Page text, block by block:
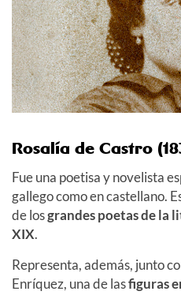
Rosalía de Castro
Fue una poetisa y novelista
gallego como en castellano.
de losgrandes poetas de la
XIX.
Representa, además, junto
Enríquez, una de lasfiguras